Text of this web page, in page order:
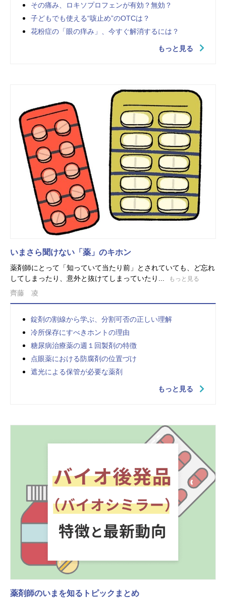
その痛み、ロキソプロフェンが有効？無効？
子どもでも使える“咳止め”のOTCは？
花粉症の「眼の痒み」、今すぐ解消するには？
もっと見る
いまさら聞けない「薬」のキホン
薬剤師にとって「知っていて当たり前」とされていても、ど忘れ
してしまったり、意外と抜けてしまっていたり...
もっと見る
齊藤 凌
錠剤の割線から学ぶ、分割可否の正しい理解
冷所保存にすべきホントの理由
糖尿病治療薬の週１回製剤の特徴
点眼薬における防腐剤の位置づけ
遮光による保管が必要な薬剤
もっと見る
薬剤師のいまを知るトピックまとめ